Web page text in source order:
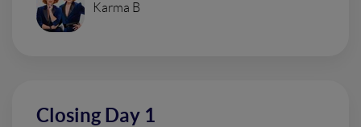
Karma B
Closing Day 1